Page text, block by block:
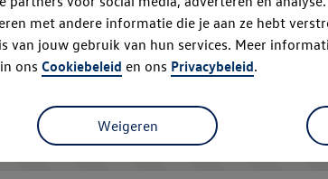
met andere informatie die je aan ze hebt
van jouw gebruik van hun services. Meer
ons Cookiebeleid en ons Privacybeleid.
Weigeren Oops!